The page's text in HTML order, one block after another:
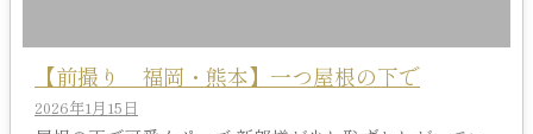
【前撮り 福岡・熊本】一つ屋根の下で
2026年1月15日